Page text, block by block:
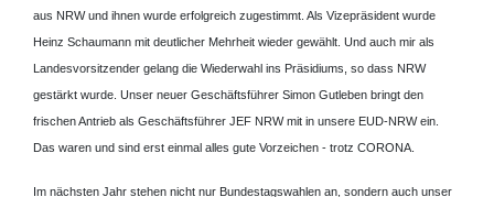
aus NRW und ihnen wurde erfolgreich zugestimmt. Als Vizepräsident wurde
Heinz Schaumann mit deutlicher Mehrheit wieder gewählt. Und auch mir als
Landesvorsitzender gelang die Wiederwahl ins Präsidiums, so dass NRW
gestärkt wurde. Unser neuer Geschäftsführer Simon Gutleben bringt den
frischen Antrieb als Geschäftsführer JEF NRW mit in unsere EUD-NRW ein.
Das waren und sind erst einmal alles gute Vorzeichen - trotz CORONA.
Im nächsten Jahr stehen nicht nur Bundestagswahlen an, sondern auch unser